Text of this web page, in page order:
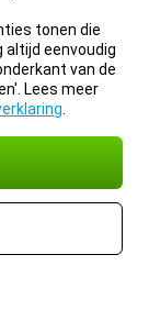
tonen die
altijd eenvoudig
van de
Lees meer